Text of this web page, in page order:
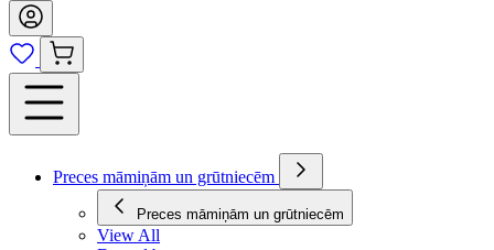
Preces māmiņām un grūtniecēm
Preces māmiņām un grūtniecēm
View All